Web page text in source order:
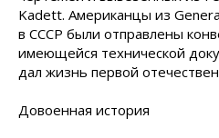
Kadett. Американцы из
в СССР были отправлены
имеющейся технической
дал жизнь первой
Довоенная история